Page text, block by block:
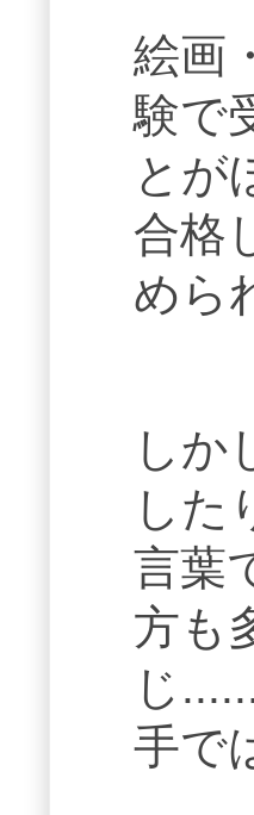
絵画
験で
とが
合格
めら
しか
した
言葉
方も
じ
手で